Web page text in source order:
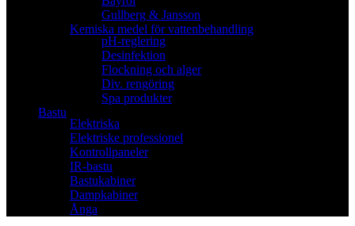
Gullberg & Jansson
Kemiska medel för vattenbehandling
pH-reglering
Desinfektion
Flockning och alger
Div. rengöring
Spa produkter
Bastu
Elektriska
Elektriske professionel
Kontrollpaneler
IR-bastu
Bastukabiner
Dampkabiner
Ånga